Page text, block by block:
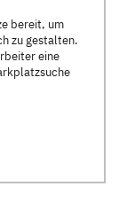
bereit, um
zu gestalten.
eine